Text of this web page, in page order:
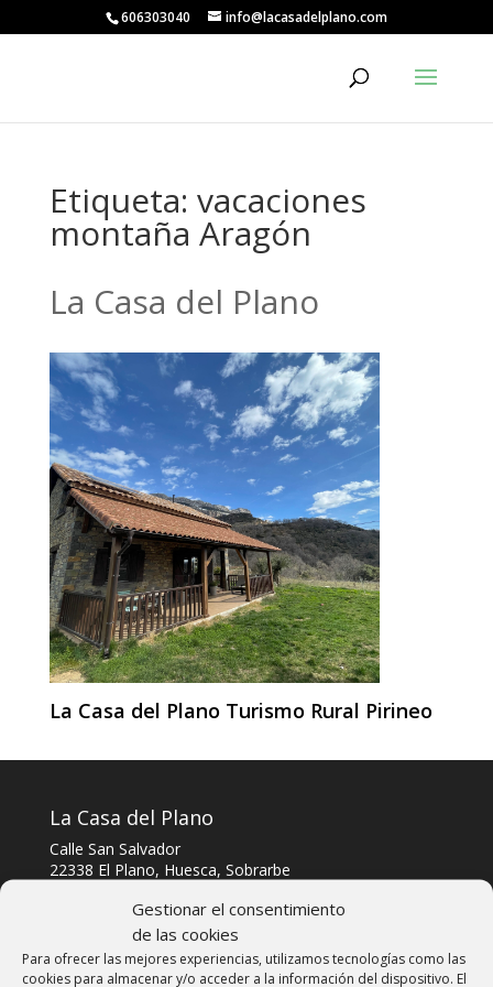
Gestionar el consentimiento
de las cookies
Para ofrecer las mejores experiencias, utilizamos tecnologías como las
cookies para almacenar y/o acceder a la información del dispositivo. El
606303040 info@lacasadelplano.com
Etiqueta: vacaciones
montaña Aragón
La Casa del Plano
La Casa del Plano Turismo Rural Pirineo
La Casa del Plano
Calle San Salvador
22338 El Plano, Huesca, Sobrarbe
Telf: 606303040
Whatsapp y Telegram: 606303040
Email: info@lacasadelplano.com